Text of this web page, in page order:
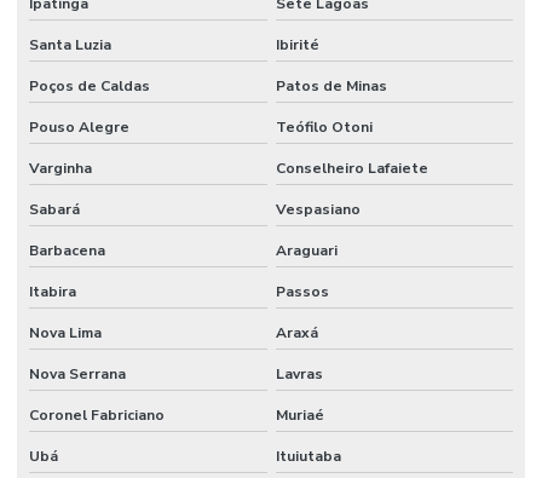
Santa Luzia Ibirité
Poços de Caldas Patos de Minas
Pouso Alegre Teófilo Otoni
Varginha Conselheiro Lafaiete
Sabará Vespasiano
Barbacena Araguari
Itabira Passos
Nova Lima Araxá
Nova Serrana Lavras
Coronel Fabriciano Muriaé
Ubá Ituiutaba